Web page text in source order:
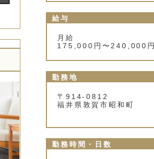
給与
月給
175,000円〜240,000円
勤務地
〒914-0812
福井県敦賀市昭和町
勤務時間・日数